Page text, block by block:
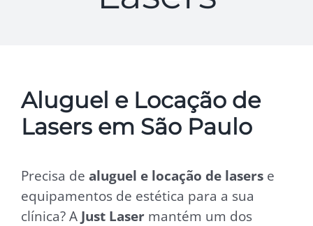
Aluguel e Locação de
Lasers em São Paulo
Precisa de aluguel e locação de lasers e
equipamentos de estética para a sua
clínica? A Just Laser mantém um dos